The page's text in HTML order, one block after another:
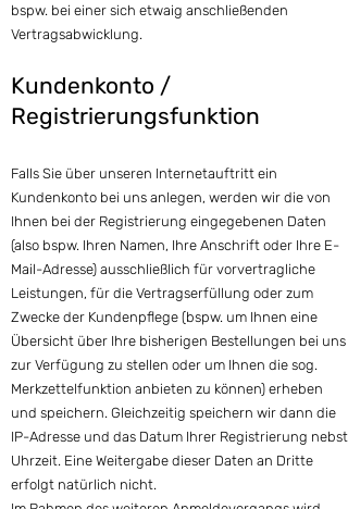
bspw. bei einer sich etwaig anschließenden
Vertragsabwicklung.
Kundenkonto /
Registrierungsfunktion
Falls Sie über unseren Internetauftritt ein
Kundenkonto bei uns anlegen, werden wir die von
Ihnen bei der Registrierung eingegebenen Daten
(also bspw. Ihren Namen, Ihre Anschrift oder Ihre E-
Mail-Adresse) ausschließlich für vorvertragliche
Leistungen, für die Vertragserfüllung oder zum
Zwecke der Kundenpflege (bspw. um Ihnen eine
Übersicht über Ihre bisherigen Bestellungen bei uns
zur Verfügung zu stellen oder um Ihnen die sog.
Merkzettelfunktion anbieten zu können) erheben
und speichern. Gleichzeitig speichern wir dann die
IP-Adresse und das Datum Ihrer Registrierung nebst
Uhrzeit. Eine Weitergabe dieser Daten an Dritte
erfolgt natürlich nicht.